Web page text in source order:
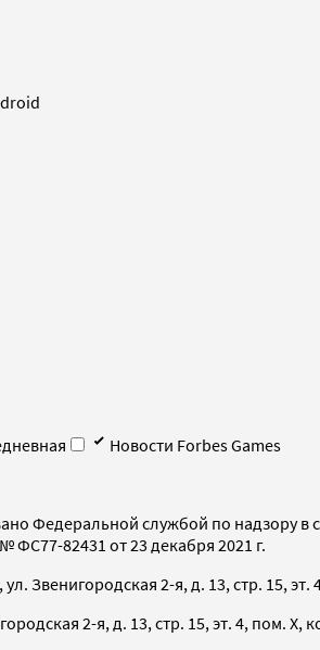
Новости Forbes Games
Федеральной службой по надзору
82431 от 23 декабря 2021 г.
Звенигородская 2-я, д. 13, стр. 15, эт.
2-я, д. 13, стр. 15, эт. 4, пом. X,